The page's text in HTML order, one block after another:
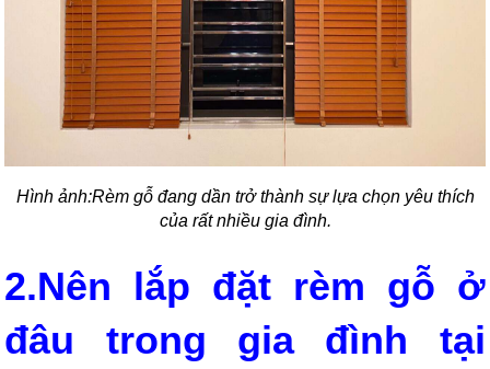
Hình ảnh:Rèm gỗ đang dần trở thành sự lựa chọn yêu thích
của rất nhiều gia đình.
2.Nên lắp đặt rèm gỗ ở
đâu trong gia đình tại